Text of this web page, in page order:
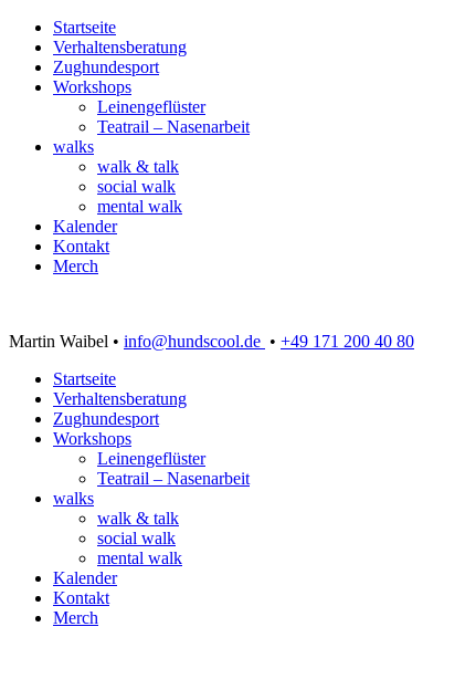
Startseite
Verhaltensberatung
Zughundesport
Workshops
Leinengeflüster
Teatrail – Nasenarbeit
walks
walk & talk
social walk
mental walk
Kalender
Kontakt
Merch
Martin Waibel • info@hundscool.de • +49 171 200 40 80
Startseite
Verhaltensberatung
Zughundesport
Workshops
Leinengeflüster
Teatrail – Nasenarbeit
walks
walk & talk
social walk
mental walk
Kalender
Kontakt
Merch